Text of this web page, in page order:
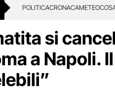
POLITICACRONACAMETEO
si
a Napoli.